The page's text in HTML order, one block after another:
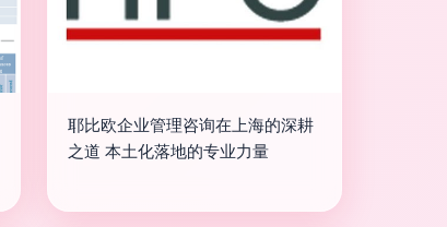
耶比欧企业管理咨询在上海的深耕
之道 本土化落地的专业力量